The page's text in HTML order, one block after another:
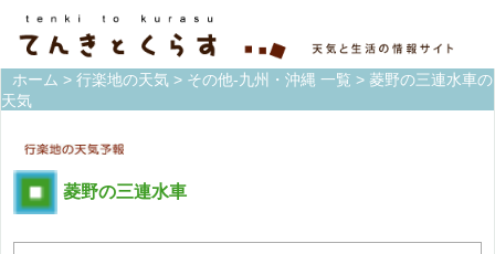
ホーム > 行楽地の天気 > その他-九州・沖縄 一覧 > 菱野の三連水車の
天気
菱野の三連水車